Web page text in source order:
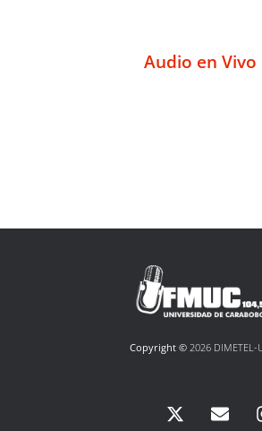
Audio en Vivo
Copyright © 2026 DIMETEL-